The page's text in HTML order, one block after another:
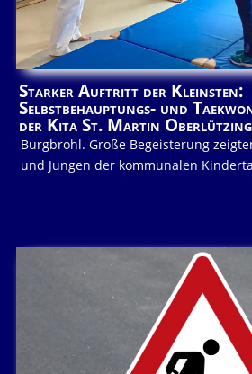
Starker Auftritt der Kleinsten:
Selbstbehauptungs- und
der Kita St. Martin
Burgbrohl. Große Begeisterung
und Jungen der kommunalen